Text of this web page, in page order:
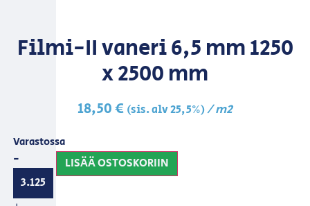
Filmi-II vaneri 6,5 mm 1250
x 2500 mm
18,50€ (sis. alv 25,5%)/ m2
Varastossa
- LISÄÄ OSTOSKORIIN